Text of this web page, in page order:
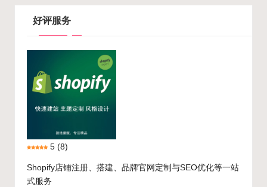
好评服务
5 (8)
Shopify店铺注册、搭建、品牌官网定制与SEO优化等一站
式服务